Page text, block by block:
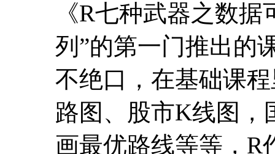
针对R基础课程的
网站公布的消息！
《R七种武器之数据